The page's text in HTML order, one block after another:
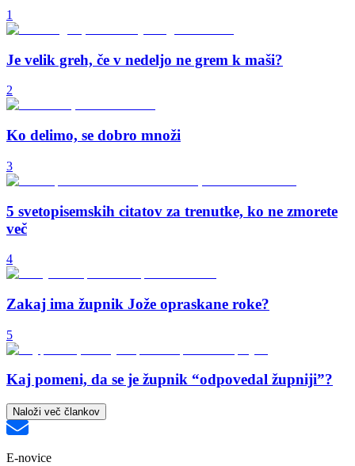
1
Je velik greh, če v nedeljo ne grem k maši?
2
Ko delimo, se dobro množi
3
5 svetopisemskih citatov za trenutke, ko ne zmorete
več
4
Zakaj ima župnik Jože opraskane roke?
5
Kaj pomeni, da se je župnik “odpovedal župniji”?
Naloži več člankov
E-novice